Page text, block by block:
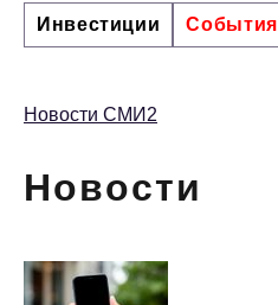
Инвестиции События
Новости СМИ2
Новости